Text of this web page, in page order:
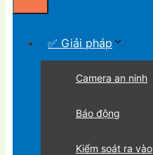
✅ Giải pháp
Camera an ninh
Báo động
Kiểm soát ra vào